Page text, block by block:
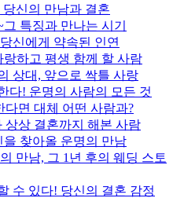
신의 만남과 결혼
특징과 만나는 시기
신에게 약속된 인연
하고 평생 함께 할 사람
상대, 앞으로 싹틀 사랑
다! 운명의 사람의 모든 것
다면 대체 어떤 사람과?
상상 결혼까지 해본 사람
찾아올 운명의 만남
만남, 그 1년 후의 웨딩 스토
수 있다! 당신의 결혼 감정